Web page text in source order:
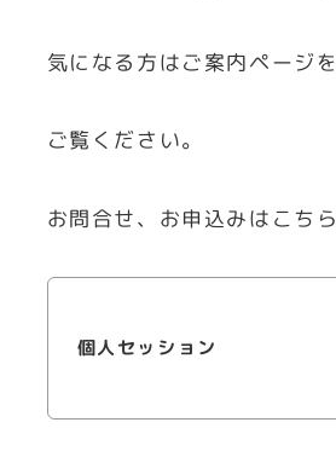
気になる方はご案内ページを
ご覧ください。
お問合せ、お申込みはこちら
個人セッション